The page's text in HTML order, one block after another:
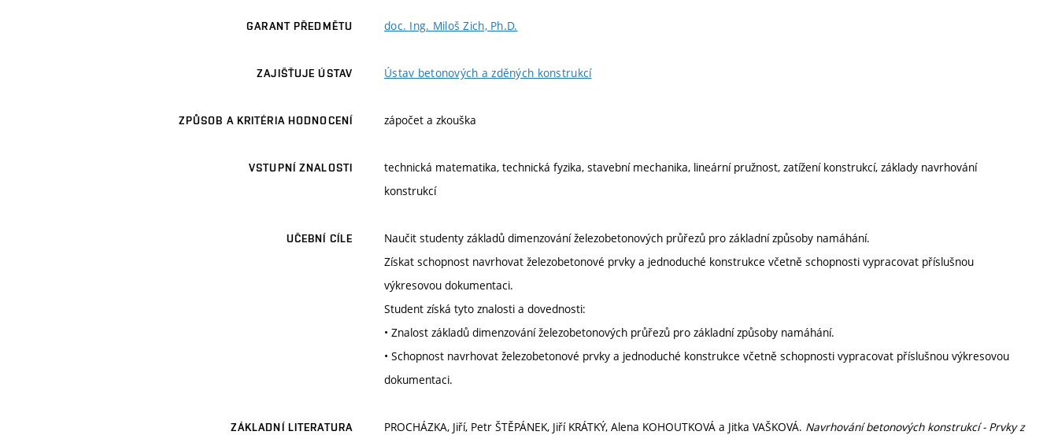
GARANT PŘEDMĚTU doc. Ing. Miloš Zich, Ph.D.
ZAJIŠŤUJE ÚSTAV Ústav betonových a zděných konstrukcí
ZPŮSOB A KRITÉRIA HODNOCENÍ zápočet a zkouška
VSTUPNÍ ZNALOSTI
technická matematika, technická fyzika, stavební mechanika, lineární pružnost, zatížení konstrukcí, základy navrhování
konstrukcí
UČEBNÍ CÍLE
Naučit studenty základů dimenzování železobetonových průřezů pro základní způsoby namáhání.
Získat schopnost navrhovat železobetonové prvky a jednoduché konstrukce včetně schopnosti vypracovat příslušnou
výkresovou dokumentaci.
Student získá tyto znalosti a dovednosti:
• Znalost základů dimenzování železobetonových průřezů pro základní způsoby namáhání.
• Schopnost navrhovat železobetonové prvky a jednoduché konstrukce včetně schopnosti vypracovat příslušnou výkresovou
dokumentaci.
ZÁKLADNÍ LITERATURA PROCHÁZKA, Jiří, Petr ŠTĚPÁNEK, Jiří KRÁTKÝ, Alena KOHOUTKOVÁ a Jitka VAŠKOVÁ. Navrhování betonových konstrukcí - Prvky z